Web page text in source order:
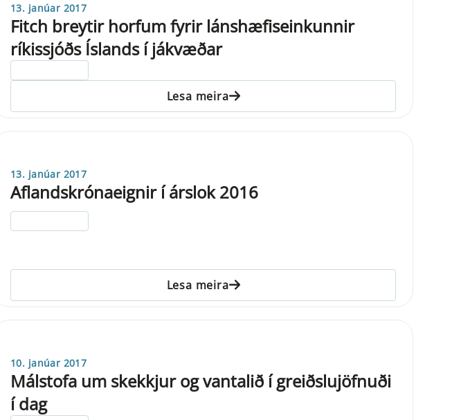
13. janúar 2017
Fitch breytir horfum fyrir lánshæfiseinkunnir
ríkissjóðs Íslands í jákvæðar
Lesa meira
13. janúar 2017
Aflandskrónaeignir í árslok 2016
Lesa meira
10. janúar 2017
Málstofa um skekkjur og vantalið í greiðslujöfnuði
í dag